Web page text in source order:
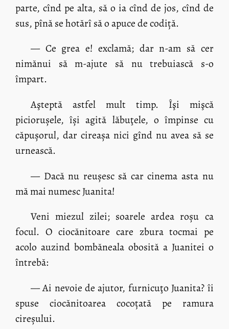
parte, cînd pe alta, să o ia cînd de jos, cînd de
sus, pînă se hotărî să o apuce de codiță.
— Ce grea e! exclamă; dar n-am să cer
nimănui să m-ajute să nu trebuiască s-o
împart.
Aşteptă astfel mult timp. Îşi mişcă
piciorușele, își agită lăbuţele, o împinse cu
căpușorul, dar cireașa nici gînd nu avea să se
urnească.
— Dacă nu reușesc să car cinema asta nu
mă mai numesc Juanita!
Veni miezul zilei; soarele ardea roșu ca
focul. O ciocănitoare care zbura tocmai pe
acolo auzind bombăneala obosită a Juanitei o
întrebă:
— Ai nevoie de ajutor, furnicuţo Juanita? îi
spuse ciocănitoarea cocoțată pe ramura
cireșului.